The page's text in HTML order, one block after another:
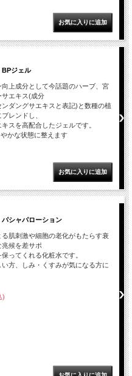
ジェル
向上成分として今話題のハーブ、宮
サエキス(成分
ダングサエキスと表記)と数種の植
レンドし、
スを高配合したジェルです。
かな状態に整えます
シャパローション
肌刺激や細胞の老化がもたらす衰
兆候を差サポ
ってくれる化粧水です。
方、しみ・くすみが気になる方に
)